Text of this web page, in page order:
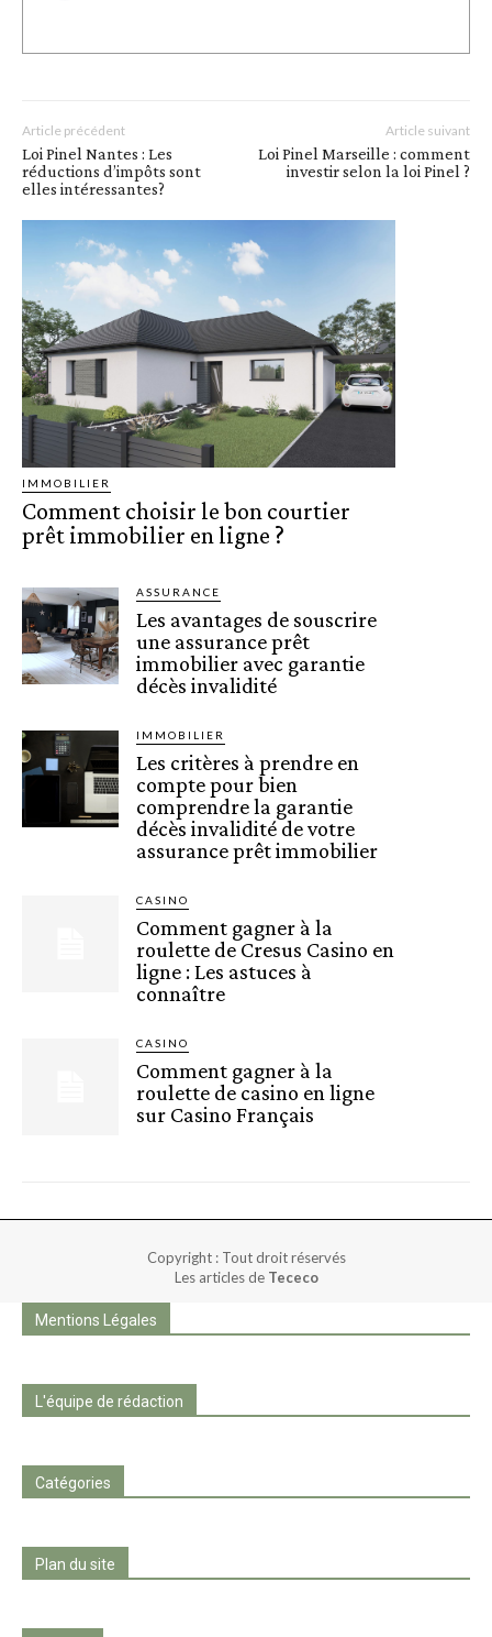
Article précédent
Loi Pinel Nantes : Les
réductions d’impôts sont
elles intéressantes?
Article suivant
Loi Pinel Marseille : comment
investir selon la loi Pinel ?
IMMOBILIER
Comment choisir le bon courtier
prêt immobilier en ligne ?
ASSURANCE
Les avantages de souscrire
une assurance prêt
immobilier avec garantie
décès invalidité
IMMOBILIER
Les critères à prendre en
compte pour bien
comprendre la garantie
décès invalidité de votre
assurance prêt immobilier
CASINO
Comment gagner à la
roulette de Cresus Casino en
ligne : Les astuces à
connaître
CASINO
Comment gagner à la
roulette de casino en ligne
sur Casino Français
Copyright : Tout droit réservés
Les articles de Tececo
Mentions Légales
L'équipe de rédaction
Catégories
Plan du site